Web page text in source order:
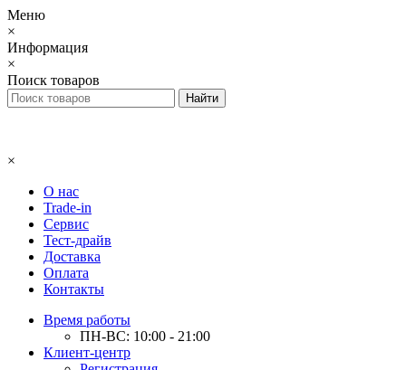
Меню
×
Информация
×
Поиск товаров
×
О нас
Trade-in
Сервис
Тест-драйв
Доставка
Оплата
Контакты
Время работы
ПН-ВС: 10:00 - 21:00
Клиент-центр